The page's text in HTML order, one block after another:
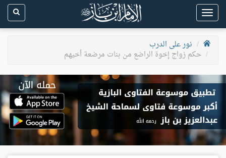
Toggle
navigation
نور على الدرب
حكم زواج إخوة الراضع من بنات مرضعة أخيهم